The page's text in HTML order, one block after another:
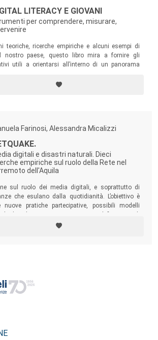
LITERACY E GIOVANI
per comprendere, misurare,
teoriche, ricerche empiriche e alcuni esempi di
nostro paese, questo libro mira a fornire gli
utili a orientarsi all’interno di un panorama
Farinosi, Alessandra Micalizzi
digitali e disastri naturali. Dieci
empiriche sul ruolo della Rete nel
dell'Aquila
sul ruolo dei media digitali, e soprattutto di
che esulano dalla quotidianità. L’obiettivo è
nuove pratiche partecipative, possibili modelli
della
Sociologia dei disastri